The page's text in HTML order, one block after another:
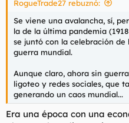
RogueTrade27 rebuznó:
Se viene una avalancha, sí,
la de la última pandemia
se juntó con la celebración
guerra mundial.
Aunque claro, ahora sin
ligoteo y redes sociales, que
generando un caos mundial...
Era una época con una